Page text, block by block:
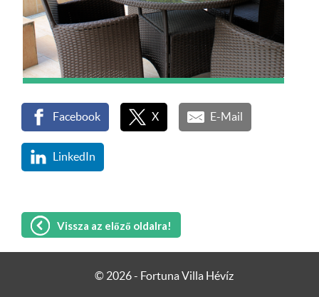
Facebook X E-Mail
LinkedIn
Vissza az előző oldalra!
© 2026 - Fortuna Villa Hévíz
Weboldalunk sütiket (cookie) használ